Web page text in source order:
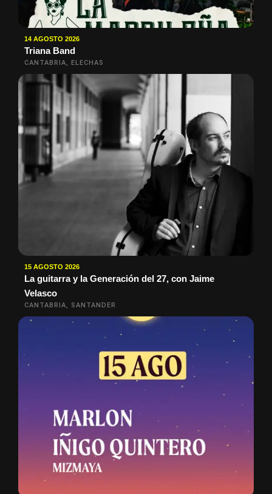
14 AGOSTO 2026
Triana Band
CANTABRIA, ELECHAS
15 AGOSTO 2026
La guitarra y la Generación del 27, con Jaime
Velasco
CANTABRIA, SANTANDER